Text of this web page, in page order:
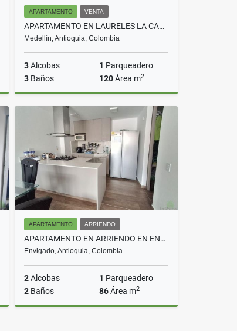
APARTAMENTO VENTA
APARTAMENTO EN LAURELES LA CASTELLANA COD 10198
Medellín, Antioquia, Colombia
3Alcobas 1 Parqueadero
3 Baños 120Área m2
Venta
$890.000.000
APARTAMENTO ARRIENDO
APARTAMENTO EN ARRIENDO EN ENVIGADO COD 10640
Envigado, Antioquia, Colombia
2Alcobas 1 Parqueadero
2 Baños 86Área m2